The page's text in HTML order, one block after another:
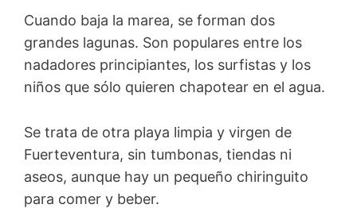
Cuando baja la marea, se forman dos
grandes lagunas. Son populares entre los
nadadores principiantes, los surfistas y los
niños que sólo quieren chapotear en el agua.
Se trata de otra playa limpia y virgen de
Fuerteventura, sin tumbonas, tiendas ni
aseos, aunque hay un pequeño chiringuito
para comer y beber.